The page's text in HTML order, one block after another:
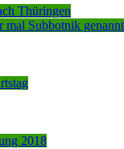
Thüringen
mal Subbotnik genannt
2018